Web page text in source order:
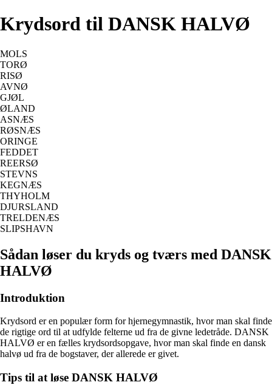
Krydsord til DANSK HALVØ
MOLS
TORØ
RISØ
AVNØ
GJØL
ØLAND
ASNÆS
RØSNÆS
ORINGE
FEDDET
REERSØ
STEVNS
KEGNÆS
THYHOLM
DJURSLAND
TRELDENÆS
SLIPSHAVN
Sådan løser du kryds og tværs med DANSK
HALVØ
Introduktion
Krydsord er en populær form for hjernegymnastik, hvor man skal finde
de rigtige ord til at udfylde felterne ud fra de givne ledetråde. DANSK
HALVØ er en fælles krydsordsopgave, hvor man skal finde en dansk
halvø ud fra de bogstaver, der allerede er givet.
Tips til at løse DANSK HALVØ